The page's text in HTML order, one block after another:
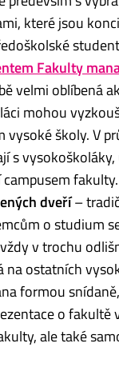
které jsou
Fakulty
velmi oblíbená
mohou
vysoké školy. V
s
campusem fakulty.
dveří–
o studium
v trochu
na ostatních
formou
o fakultě
ale také